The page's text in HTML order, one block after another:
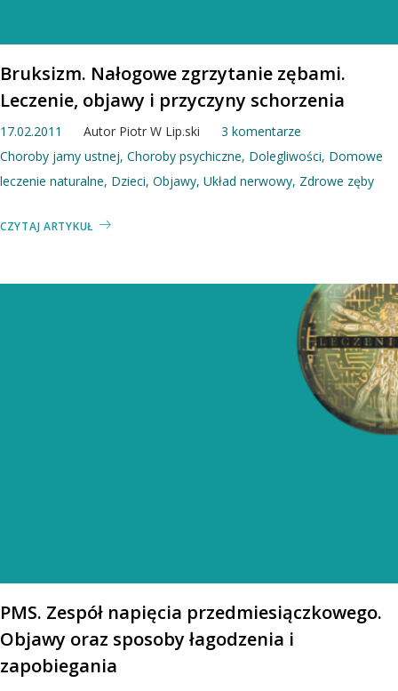
Bruksizm. Nałogowe zgrzytanie zębami.
Leczenie, objawy i przyczyny schorzenia
17.02.2011 Autor Piotr W Lip.ski
3 komentarze
Choroby jamy ustnej, Choroby psychiczne, Dolegliwości, Domowe
leczenie naturalne, Dzieci, Objawy, Układ nerwowy, Zdrowe zęby
CZYTAJ ARTYKUŁ
PMS. Zespół napięcia przedmiesiączkowego.
Objawy oraz sposoby łagodzenia i
zapobiegania